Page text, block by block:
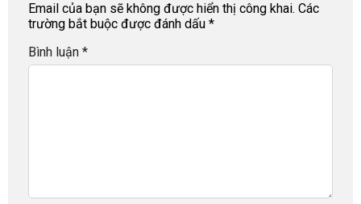
Email của bạn sẽ không được hiển thị công khai. Các
trường bắt buộc được đánh dấu *
Bình luận *